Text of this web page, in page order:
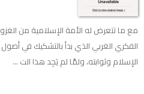
مع ما تتعرض له الأمة الإسلامية من الغزو
الفكري الغربي الذي بدأ بالتشكيك في أصول
الإسلام وثوابته، ولمَّا لم يَجِد هذا الت ...